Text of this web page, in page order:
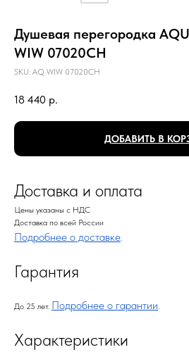
Душевая перегородка
WIW 07020CH
SKU: AQ WIW 07020CH
18 440 р.
ДОБАВИТЬ В
Доставка и оплата
Цены указаны с НДС
Доставка по всей России
Подробнее о доставке.
Гарантия
До 25 лет. Подробнее о гарантии.
Характеристики